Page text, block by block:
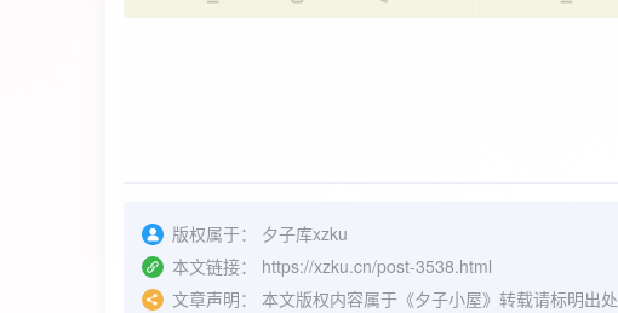
版权属于：
夕子库xzku
本文链接：
https://xzku.cn/post-3538.html
文章声明：
本文版权内容属于《夕子小屋》转载请标明出处